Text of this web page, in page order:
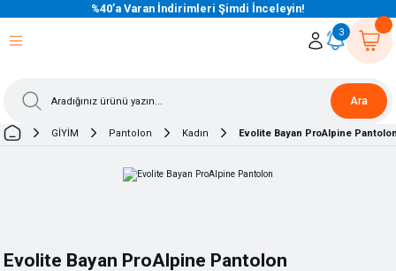
%40’a Varan İndirimleri Şimdi İnceleyin!
Ara
3
GİYİM Pantolon Kadın Evolite Bayan ProAlpine
Evolite Bayan ProAlpine Pantolon